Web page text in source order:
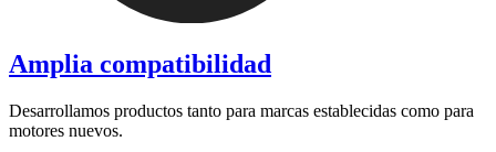
Amplia compatibilidad
Desarrollamos productos tanto para marcas establecidas como para
motores nuevos.